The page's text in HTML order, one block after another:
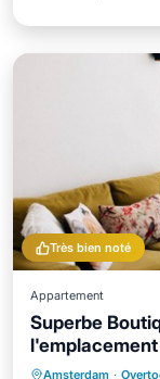
Très bien noté
Appartement
Superbe
Amsterdam · Parking